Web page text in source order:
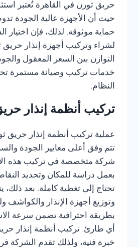
حريق ثورن في القاهرة تُعتبر
حيث أن الأجهزة عالية الجودة
حماية موثوقة. لذلك، فإن اختيار
لشراء وتركيب أجهزة إنذار
التوازن بين السعر المعقول
خدمات تركيب وصيانة مستمرة
النظام.
تركيب أنظمة إنذار
عملية تركيب أنظمة إنذار حريق
تتم وفق أعلى معايير الجودة
شركة متخصصة في تركيب هذه
بعمل دراسة للمكان وتحديد
تحتاج إلى تغطية كاملة. بعد ذلك،
وتوزيع أجهزة الإنذار والكواشف
بطريقة احترافية تضمن سرعة
أي طارئ. تركيب أنظمة إنذار
خبرة فنية، ولذلك تقدم الشركة